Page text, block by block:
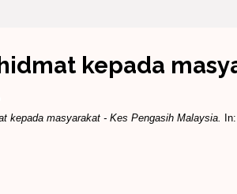
kepada
kepada masyarakat - Kes Pengasih Malaysia.